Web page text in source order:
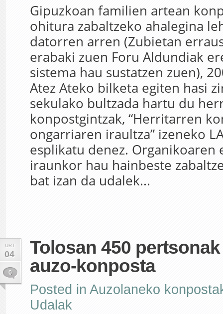
Gipuzkoan familien artean
ohitura zabaltzeko ahalegina
datorren arren (Zubietan
erabaki zuen Foru Aldundiak
sistema hau sustatzen zuen),
Atez Ateko bilketa egiten hasi
sekulako bultzada hartu du
konpostgintzak, “Herritarren
ongarriaren iraultza” izeneko
esplikatu denez. Organikoaren
iraunkor hau hainbeste
bat izan da udalek...
URT
04
0
Tolosan 450
auzo-konposta
Posted in Auzolaneko
Udalak